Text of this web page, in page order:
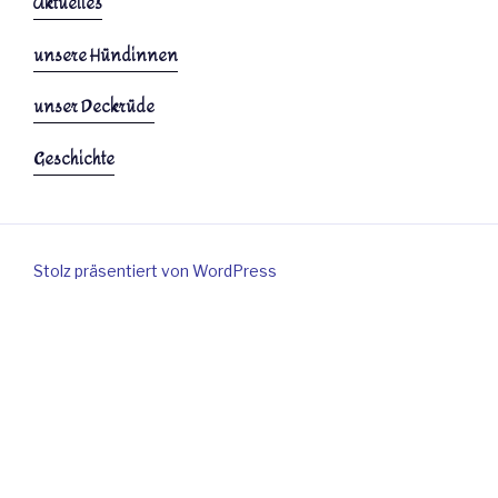
unsere Hündinnen
unser Deckrüde
Geschichte
Stolz präsentiert von WordPress